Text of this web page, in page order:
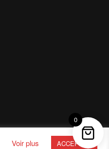
Voir plus ACCEPTER
0